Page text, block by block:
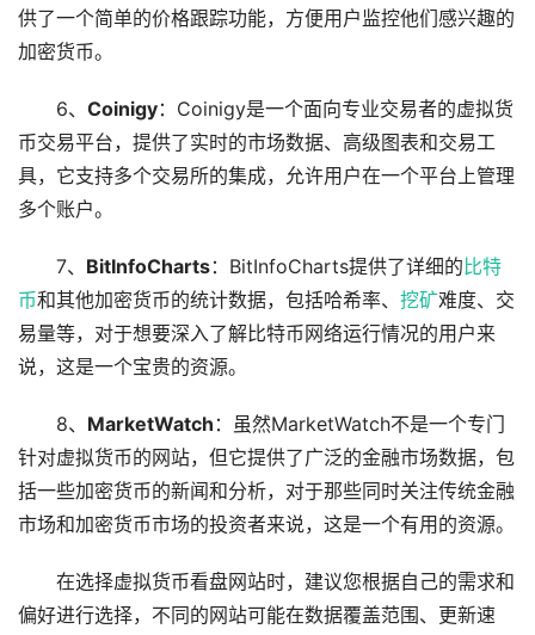
供了一个简单的价格跟踪功能，方便用户监控他们感兴趣的
加密货币。
6、 Coinigy：Coinigy是一个面向专业交易者的虚拟货
币交易平台，提供了实时的市场数据、高级图表和交易工
具，它支持多个交易所的集成，允许用户在一个平台上管理
多个账户。
7、 BitInfoCharts：BitInfoCharts提供了详细的 比特
币和其他加密货币的统计数据，包括哈希率、 挖矿难度、交
易量等，对于想要深入了解比特币网络运行情况的用户来
说，这是一个宝贵的资源。
8、 MarketWatch ：虽然MarketWatch不是一个专门
针对虚拟货币的网站，但它提供了广泛的金融市场数据，包
括一些加密货币的新闻和分析，对于那些同时关注传统金融
市场和加密货币市场的投资者来说，这是一个有用的资源。
在选择虚拟货币看盘网站时，建议您根据自己的需求和
偏好进行选择，不同的网站可能在数据覆盖范围、更新速